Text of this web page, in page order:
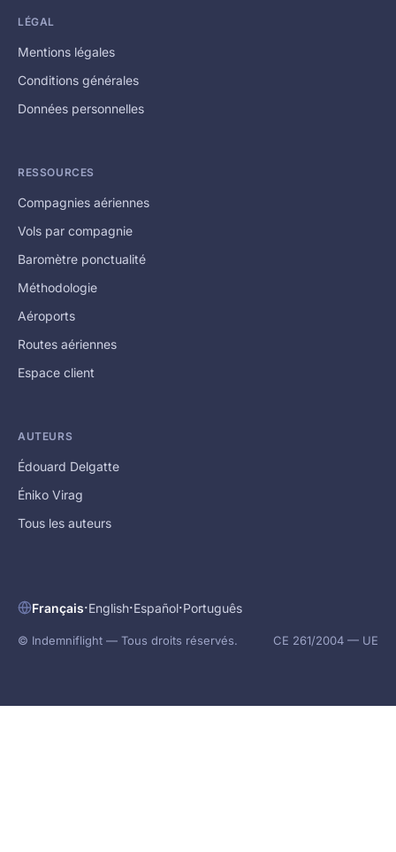
LÉGAL
Mentions légales
Conditions générales
Données personnelles
RESSOURCES
Compagnies aériennes
Vols par compagnie
Baromètre ponctualité
Méthodologie
Aéroports
Routes aériennes
Espace client
AUTEURS
Édouard Delgatte
Éniko Virag
Tous les auteurs
Français·English·Español·Português
© Indemniflight — Tous droits réservés. CE 261/2004 — UE